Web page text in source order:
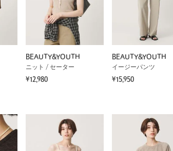
BEAUTY&YOUTH
ニット / セーター
¥12,980
BEAUTY&YOUTH
イージーパンツ
¥15,950